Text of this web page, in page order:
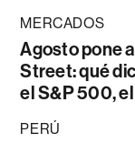
MERCADOS
Agosto pone
Street: qué
el S&P 500,
PERÚ